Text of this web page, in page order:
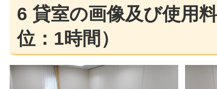
6 貸室の画像及び使用
位：1時間）